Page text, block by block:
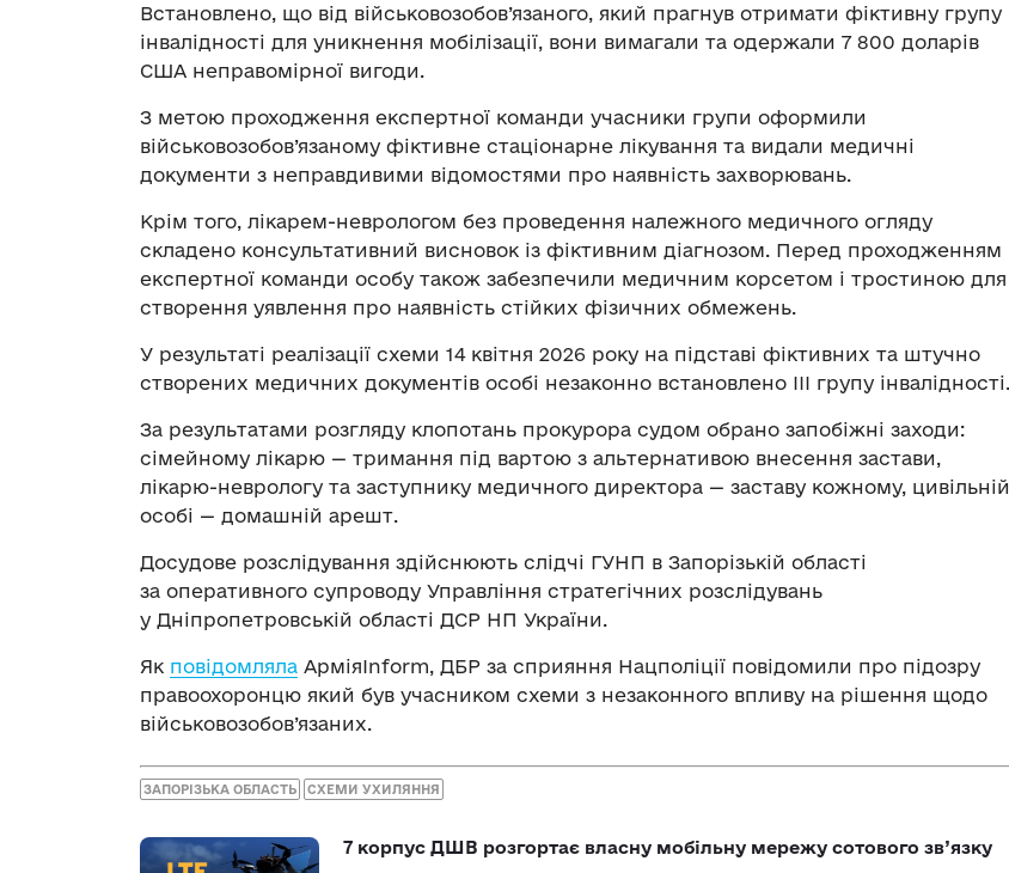
Встановлено, що від військовозобов’язаного, який прагнув отримати фіктивну групу
інвалідності для уникнення мобілізації, вони вимагали та одержали 7 800 доларів
США неправомірної вигоди.
З метою проходження експертної команди учасники групи оформили
військовозобов’язаному фіктивне стаціонарне лікування та видали медичні
документи з неправдивими відомостями про наявність захворювань.
Крім того, лікарем-неврологом без проведення належного медичного огляду
складено консультативний висновок із фіктивним діагнозом. Перед проходженням
експертної команди особу також забезпечили медичним корсетом і тростиною для
створення уявлення про наявність стійких фізичних обмежень.
У результаті реалізації схеми 14 квітня 2026 року на підставі фіктивних та штучно
створених медичних документів особі незаконно встановлено III групу інвалідності.
За результатами розгляду клопотань прокурора судом обрано запобіжні заходи:
сімейному лікарю — тримання під вартою з альтернативою внесення застави,
лікарю-неврологу та заступнику медичного директора — заставу кожному, цивільній
особі — домашній арешт.
Досудове розслідування здійснюють слідчі ГУНП в Запорізькій області
за оперативного супроводу Управління стратегічних розслідувань
у Дніпропетровській області ДСР НП України.
Як повідомляла АрміяInform, ДБР за сприяння Нацполіції повідомили про підозру
правоохоронцю який був учасником схеми з незаконного впливу на рішення щодо
військовозобов’язаних.
ЗАПОРІЗЬКА ОБЛАСТЬ СХЕМИ УХИЛЯННЯ
7 корпус ДШВ розгортає власну мобільну мережу сотового зв’язку